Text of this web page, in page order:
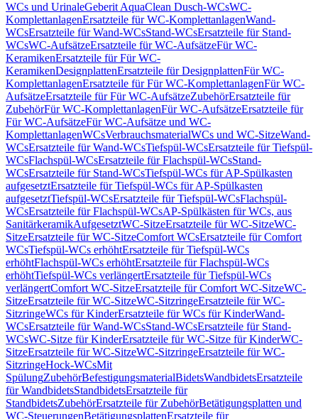
WCs und UrinaleGeberit AquaClean Dusch-WCsWC-
KomplettanlagenErsatzteile für WC-KomplettanlagenWand-
WCsErsatzteile für Wand-WCsStand-WCsErsatzteile für Stand-
WCsWC-AufsätzeErsatzteile für WC-AufsätzeFür WC-
KeramikenErsatzteile für Für WC-
KeramikenDesignplattenErsatzteile für DesignplattenFür WC-
KomplettanlagenErsatzteile für Für WC-KomplettanlagenFür WC-
AufsätzeErsatzteile für Für WC-AufsätzeZubehörErsatzteile für
ZubehörFür WC-KomplettanlagenFür WC-AufsätzeErsatzteile für
Für WC-AufsätzeFür WC-Aufsätze und WC-
KomplettanlagenWCsVerbrauchsmaterialWCs und WC-SitzeWand-
WCsErsatzteile für Wand-WCsTiefspül-WCsErsatzteile für Tiefspül-
WCsFlachspül-WCsErsatzteile für Flachspül-WCsStand-
WCsErsatzteile für Stand-WCsTiefspül-WCs für AP-Spülkasten
aufgesetztErsatzteile für Tiefspül-WCs für AP-Spülkasten
aufgesetztTiefspül-WCsErsatzteile für Tiefspül-WCsFlachspül-
WCsErsatzteile für Flachspül-WCsAP-Spülkästen für WCs, aus
SanitärkeramikAufgesetztWC-SitzeErsatzteile für WC-SitzeWC-
SitzeErsatzteile für WC-SitzeComfort WCsErsatzteile für Comfort
WCsTiefspül-WCs erhöhtErsatzteile für Tiefspül-WCs
erhöhtFlachspül-WCs erhöhtErsatzteile für Flachspül-WCs
erhöhtTiefspül-WCs verlängertErsatzteile für Tiefspül-WCs
verlängertComfort WC-SitzeErsatzteile für Comfort WC-SitzeWC-
SitzeErsatzteile für WC-SitzeWC-SitzringeErsatzteile für WC-
SitzringeWCs für KinderErsatzteile für WCs für KinderWand-
WCsErsatzteile für Wand-WCsStand-WCsErsatzteile für Stand-
WCsWC-Sitze für KinderErsatzteile für WC-Sitze für KinderWC-
SitzeErsatzteile für WC-SitzeWC-SitzringeErsatzteile für WC-
SitzringeHock-WCsMit
SpülungZubehörBefestigungsmaterialBidetsWandbidetsErsatzteile
für WandbidetsStandbidetsErsatzteile für
StandbidetsZubehörErsatzteile für ZubehörBetätigungsplatten und
WC-SteuerungenBetätigungsplattenErsatzteile für